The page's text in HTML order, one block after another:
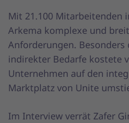
Mit 21.100 Mitarbeitenden
Arkema komplexe und
Anforderungen. Besonders
indirekter Bedarfe kostete
Unternehmen auf den
Marktplatz von Unite
Im Interview verrät Zafer